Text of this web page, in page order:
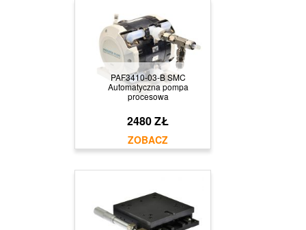
PAF3410-03-B SMC
Automatyczna pompa
procesowa
2480 ZŁ